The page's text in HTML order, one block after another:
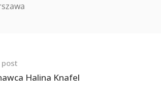
post
Halina Knafel